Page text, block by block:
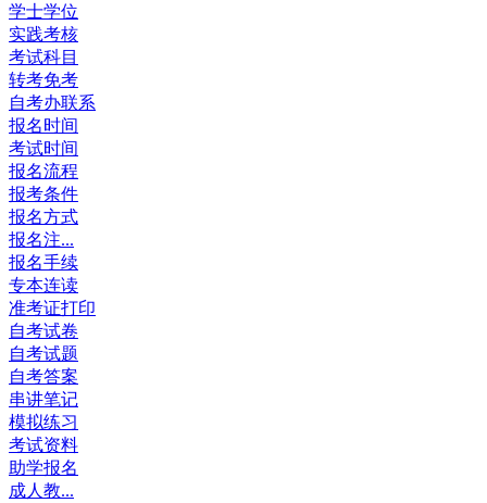
学士学位
实践考核
考试科目
转考免考
自考办联系
报名时间
考试时间
报名流程
报考条件
报名方式
报名注...
报名手续
专本连读
准考证打印
自考试卷
自考试题
自考答案
串讲笔记
模拟练习
考试资料
助学报名
成人教...